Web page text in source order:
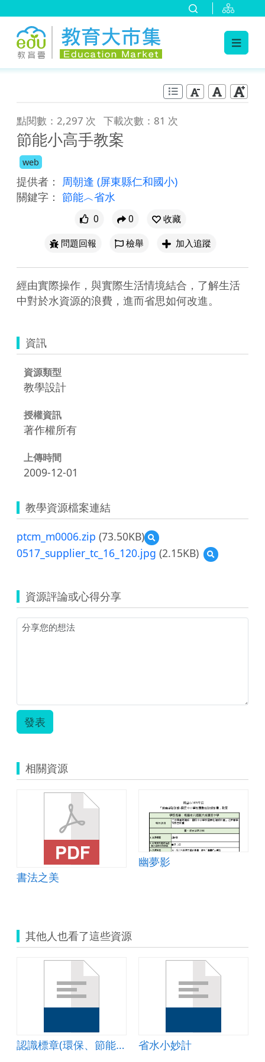
點閱數：2,297 次 下載次數：81 次
節能小高手教案
web
提供者： 周朝逢 (屏東縣仁和國小)
關鍵字： 節能︿省水
0 0
收藏
問題回報
檢舉 加入追蹤
經由實際操作，與實際生活情境結合，了解生活
中對於水資源的浪費，進而省思如何改進。
資訊
資源類型
教學設計
授權資訊
著作權所有
上傳時間
2009-12-01
教學資源檔案連結
ptcm_m0006.zip (73.50KB)
預
覽
ptcm_m0006.zip
0517_supplier_tc_16_120.jpg (2.15KB)
預
覽
資源評論或心得分享
發表
相關資源
書法之美
幽夢影
其他人也看了這些資源
認識標章(環保、節能、省水標章) 省水小妙計